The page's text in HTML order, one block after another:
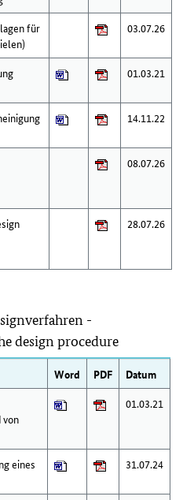
für
03.07.26
01.03.21
14.11.22
08.07.26
28.07.26
-
design procedure
Word PDF
Datum
von
01.03.21
eines
31.07.24